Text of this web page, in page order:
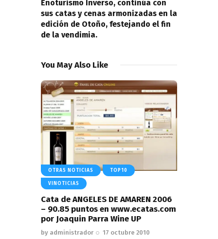
Enoturismo Inverso, continúa con
sus catas y cenas armonizadas en la
edición de Otoño, festejando el fin
de la vendimia.
You May Also Like
OTRAS NOTICIAS TOP10
VINOTICIAS
Cata de ANGELES DE AMAREN 2006
– 90.85 puntos en www.ecatas.com
por Joaquin Parra Wine UP
by administrador 17 octubre 2010